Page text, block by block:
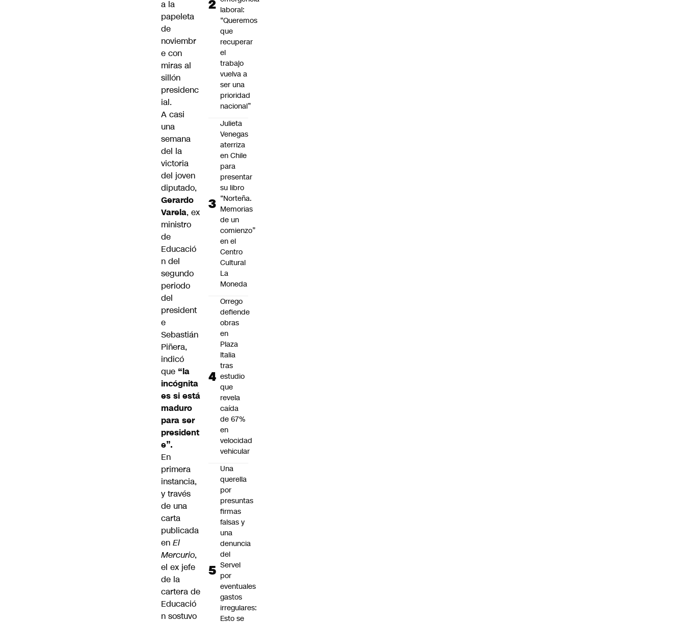
a la
papeleta
de
noviembr
e con
miras al
sillón
presidenc
ial.
A casi
una
semana
del la
victoria
del joven
diputado,
Gerardo
Varela, ex
ministro
de
Educació
n del
segundo
periodo
del
president
e
Sebastián
Piñera,
indicó
que “la
incógnita
es si está
maduro
para ser
president
e”.
En
primera
instancia,
y través
de una
carta
publicada
en El
Mercurio,
el ex jefe
de la
cartera de
Educació
n sostuvo
laboral:
“Queremos
que
recuperar
el
trabajo
vuelva a
ser una
prioridad
nacional”
Julieta
Venegas
aterriza
en Chile
para
presentar
su libro
“Norteña.
Memorias
de un
comienzo”
en el
Centro
Cultural
La
Moneda
Orrego
defiende
obras
en
Plaza
Italia
tras
estudio
que
revela
caída
de 67%
en
velocidad
vehicular
Una
querella
por
presuntas
firmas
falsas y
una
denuncia
del
Servel
por
eventuales
gastos
irregulares:
Esto se